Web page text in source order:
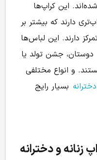
این کراپ‌ها
دارند که بیشتر بر
دارند. این لباس‌ها
جشن تولد یا
و انواع مختلفی
بسیار رایج
و دخترانه